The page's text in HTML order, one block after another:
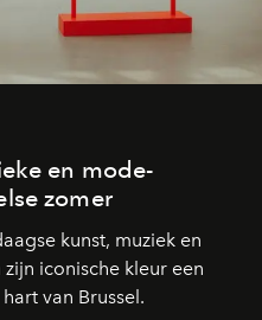
en mode-
zomer
kunst, muziek en
iconische kleur een
van Brussel.